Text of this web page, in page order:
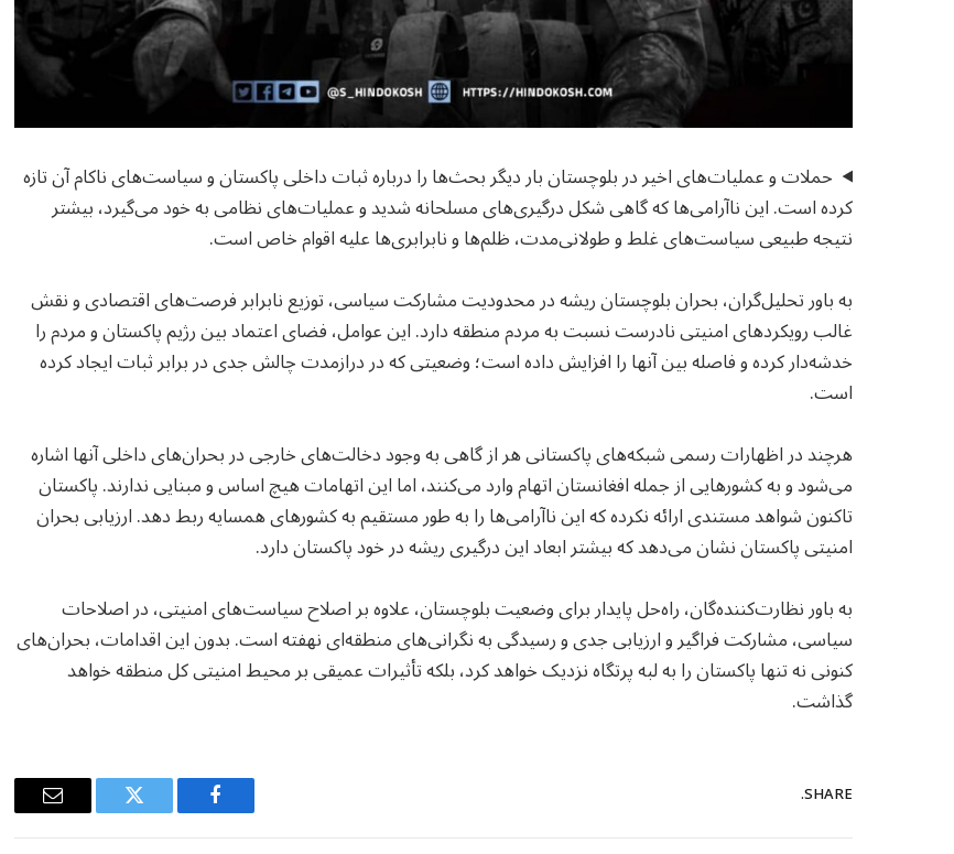
حملات و عملیات‌های اخیر در بلوچستان بار دیگر بحث‌ها را درباره ثبات داخلی پاکستان و سیاست‌های ناکام آن تازه
کرده است. این ناآرامی‌ها که گاهی شکل درگیری‌های مسلحانه شدید و عملیات‌های نظامی به خود می‌گیرد، بیشتر
نتیجه طبیعی سیاست‌های غلط و طولانی‌مدت، ظلم‌ها و نابرابری‌ها علیه اقوام خاص است.
به باور تحلیل‌گران، بحران بلوچستان ریشه در محدودیت مشارکت سیاسی، توزیع نابرابر فرصت‌های اقتصادی و نقش
غالب رویکردهای امنیتی نادرست نسبت به مردم منطقه دارد. این عوامل، فضای اعتماد بین رژیم پاکستان و مردم را
خدشه‌دار کرده و فاصله بین آنها را افزایش داده است؛ وضعیتی که در درازمدت چالش جدی در برابر ثبات ایجاد کرده
است.
هرچند در اظهارات رسمی شبکه‌های پاکستانی هر از گاهی به وجود دخالت‌های خارجی در بحران‌های داخلی آنها اشاره
می‌شود و به کشورهایی از جمله افغانستان اتهام وارد می‌کنند، اما این اتهامات هیچ اساس و مبنایی ندارند. پاکستان
تاکنون شواهد مستندی ارائه نکرده که این ناآرامی‌ها را به طور مستقیم به کشورهای همسایه ربط دهد. ارزیابی بحران
امنیتی پاکستان نشان می‌دهد که بیشتر ابعاد این درگیری ریشه در خود پاکستان دارد.
به باور نظارت‌کننده‌گان، راه‌حل پایدار برای وضعیت بلوچستان، علاوه بر اصلاح سیاست‌های امنیتی، در اصلاحات
سیاسی، مشارکت فراگیر و ارزیابی جدی و رسیدگی به نگرانی‌های منطقه‌ای نهفته است. بدون این اقدامات، بحران‌های
کنونی نه تنها پاکستان را به لبه پرتگاه نزدیک خواهد کرد، بلکه تأثیرات عمیقی بر محیط امنیتی کل منطقه خواهد
گذاشت.
SHARE.
Facebook
Twitter
Email